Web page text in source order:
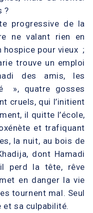
?
progressive de la
ne valant rien en
pour vieux ;
trouve un emploi
des amis, les
», quatre gosses
cruels, qui l’initient
il quitte l’école,
et trafiquant
la nuit, au bois de
dont Hamadi
perd la tête, rêve
en danger la vie
tournent mal. Seul
et sa culpabilité.